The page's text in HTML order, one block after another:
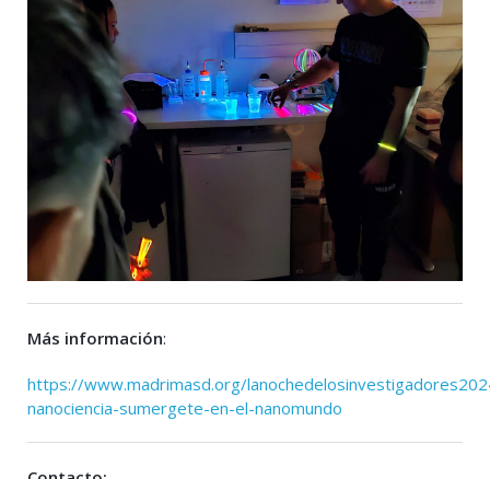
Más información:
https://www.madrimasd.org/
nanociencia-sumergete-en-el-nanomundo